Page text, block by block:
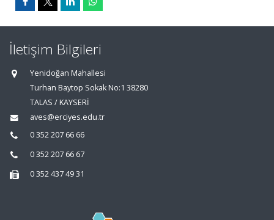
İletişim Bilgileri
Yenidoğan Mahallesi
Turhan Baytop Sokak No:1 38280
TALAS / KAYSERİ
aves@erciyes.edu.tr
0 352 207 66 66
0 352 207 66 67
0 352 437 49 31